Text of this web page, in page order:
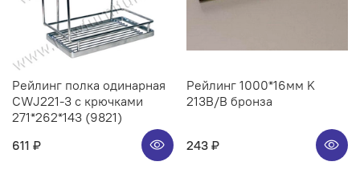
Рейлинг полка одинарная
CWJ221-3 с крючками
271*262*143 (9821)
611 ₽
Рейлинг 1000*16мм K
213B/B бронза
243 ₽